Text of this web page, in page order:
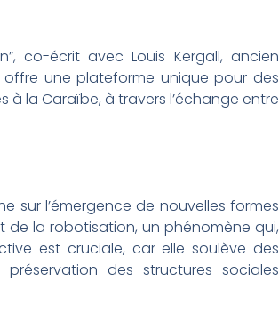
co-écrit avec Louis Kergall, ancien
une plateforme unique pour des
à la Caraïbe, à travers l’échange entre
sur l’émergence de nouvelles formes
de la robotisation, un phénomène qui,
est cruciale, car elle soulève des
des structures sociales